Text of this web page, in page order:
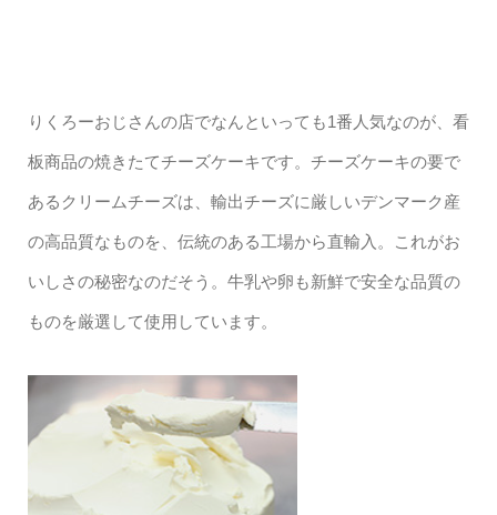
りくろーおじさんの店でなんといっても1番人気なのが、看
板商品の焼きたてチーズケーキです。チーズケーキの要で
あるクリームチーズは、輸出チーズに厳しいデンマーク産
の高品質なものを、伝統のある工場から直輸入。これがお
いしさの秘密なのだそう。牛乳や卵も新鮮で安全な品質の
ものを厳選して使用しています。